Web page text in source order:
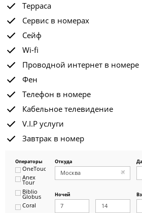
Терраса
Сервис в номерах
Сейф
Wi-fi
Проводной интернет в номере
Фен
Телефон в номере
Кабельное телевидение
V.I.P услуги
Завтрак в номер
Операторы
OneTouch&Travel
Anex
Tour
Biblio
Globus
Coral
Откуда
Ночей